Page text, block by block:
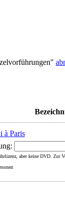
à Paris
aber keine DVD. Zur